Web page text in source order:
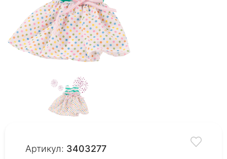
Артикул: 3403277